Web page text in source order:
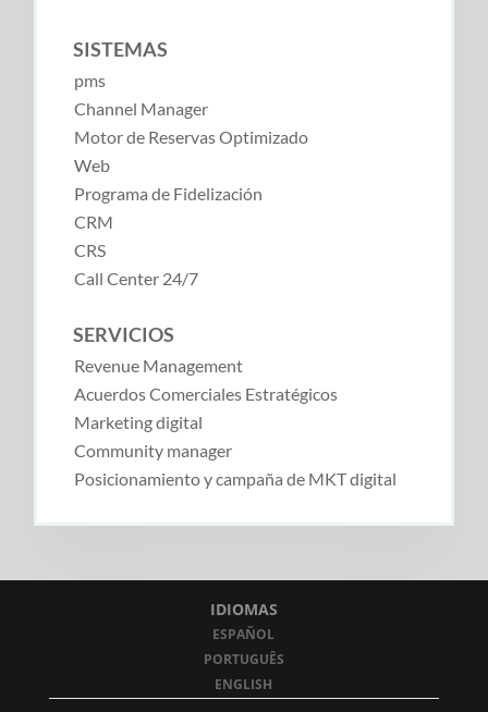
SISTEMAS
pms
Channel Manager
Motor de Reservas Optimizado
Web
Programa de Fidelización
CRM
CRS
Call Center 24/7
SERVICIOS
Revenue Management
Acuerdos Comerciales Estratégicos
Marketing digital
Community manager
Posicionamiento y campaña de MKT digital
IDIOMAS
ESPAÑOL
PORTUGUÊS
ENGLISH